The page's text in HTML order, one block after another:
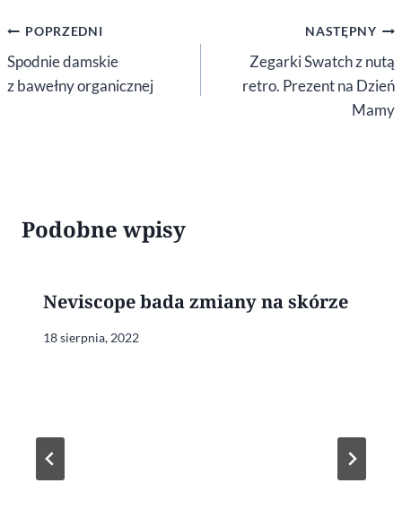
Nawigacja
wpisu
POPRZEDNI
Spodnie damskie
z bawełny organicznej
NASTĘPNY
Zegarki Swatch z nutą
retro. Prezent na Dzień
Mamy
Podobne wpisy
Neviscope bada zmiany na skórze
18 sierpnia, 2022